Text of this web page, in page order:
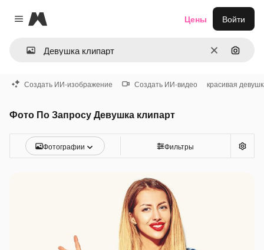
Close menu
Magnific
ОчиститьПоиск
Цены Войти
Создать ИИ-изображение Создать ИИ-видео красивая
Фото По Запросу Девушка клипарт
Фотографии Фильтры